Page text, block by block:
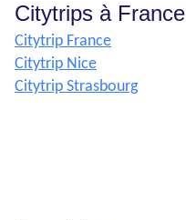
Citytrips à France
Citytrip France
Citytrip Nice
Citytrip Strasbourg